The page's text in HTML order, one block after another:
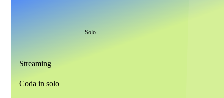
Solo
Streaming
Coda in solo